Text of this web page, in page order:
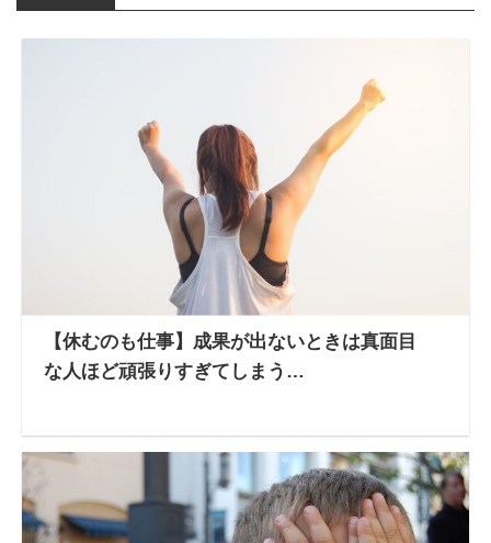
【休むのも仕事】成果が出ないときは真面目
な人ほど頑張りすぎてしまう…